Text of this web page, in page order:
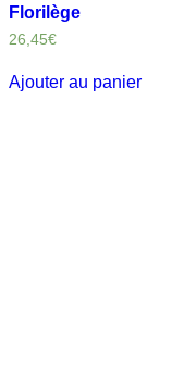
Florilège
26,45€
Ajouter au panier